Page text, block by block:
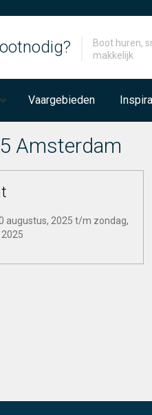
Boot huren,
makkelijk
Vaargebieden
Amsterdam
augustus, 2025 t/m zondag,